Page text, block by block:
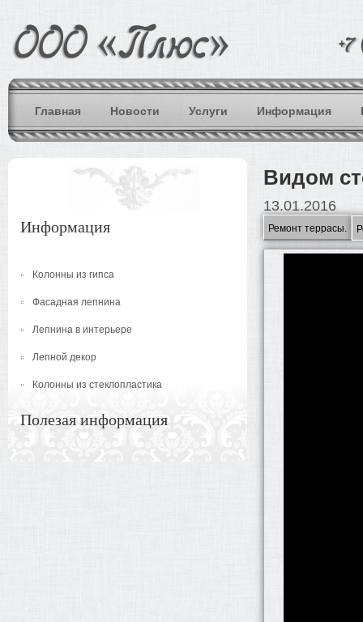
Главная Новости Услуги Информация
Информация
Колонны из гипса
Фасадная лепнина
Лепнина в интерьере
Лепной декор
Колонны из стеклопластика
Полезая информация
Видом
13.01.2016
Ремонт террасы.